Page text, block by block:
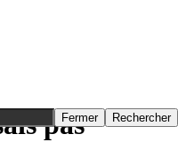
Fermer Rechercher
pas